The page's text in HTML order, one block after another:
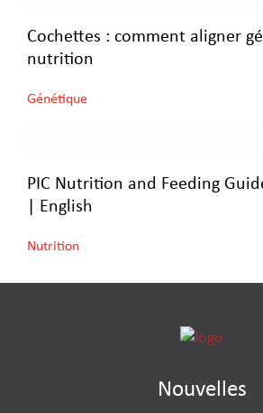
Cochettes : comment aligner
nutrition
Génétique
PIC Nutrition and Feeding
| English
Nutrition
Nouvelles